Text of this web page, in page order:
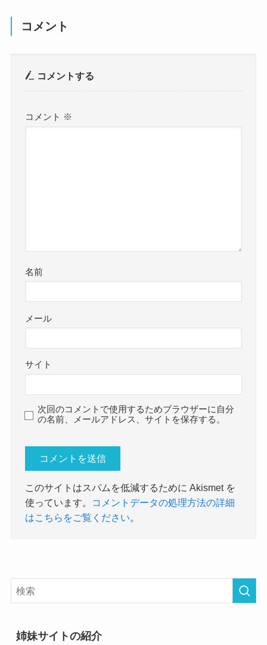
コメント
コメントする
コメント ※
名前
メール
サイト
次回のコメントで使用するためブラウザーに自分
の名前、メールアドレス、サイトを保存する。
このサイトはスパムを低減するために Akismet を
使っています。
コメントデータの処理方法の詳細
はこちらをご覧ください。
姉妹サイトの紹介